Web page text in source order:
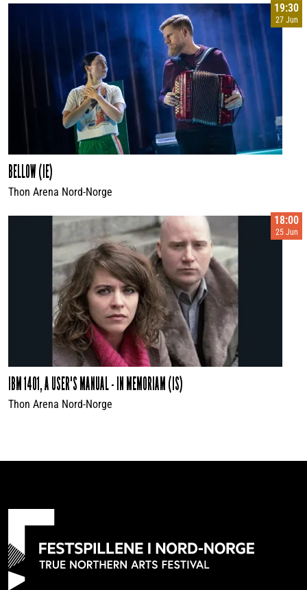
19:30
27 Jun
BELLOW (IE)
Thon Arena Nord-Norge
18:00
25 Jun
IBM 1401, A USER'S MANUAL - IN MEMORIAM (IS)
Thon Arena Nord-Norge